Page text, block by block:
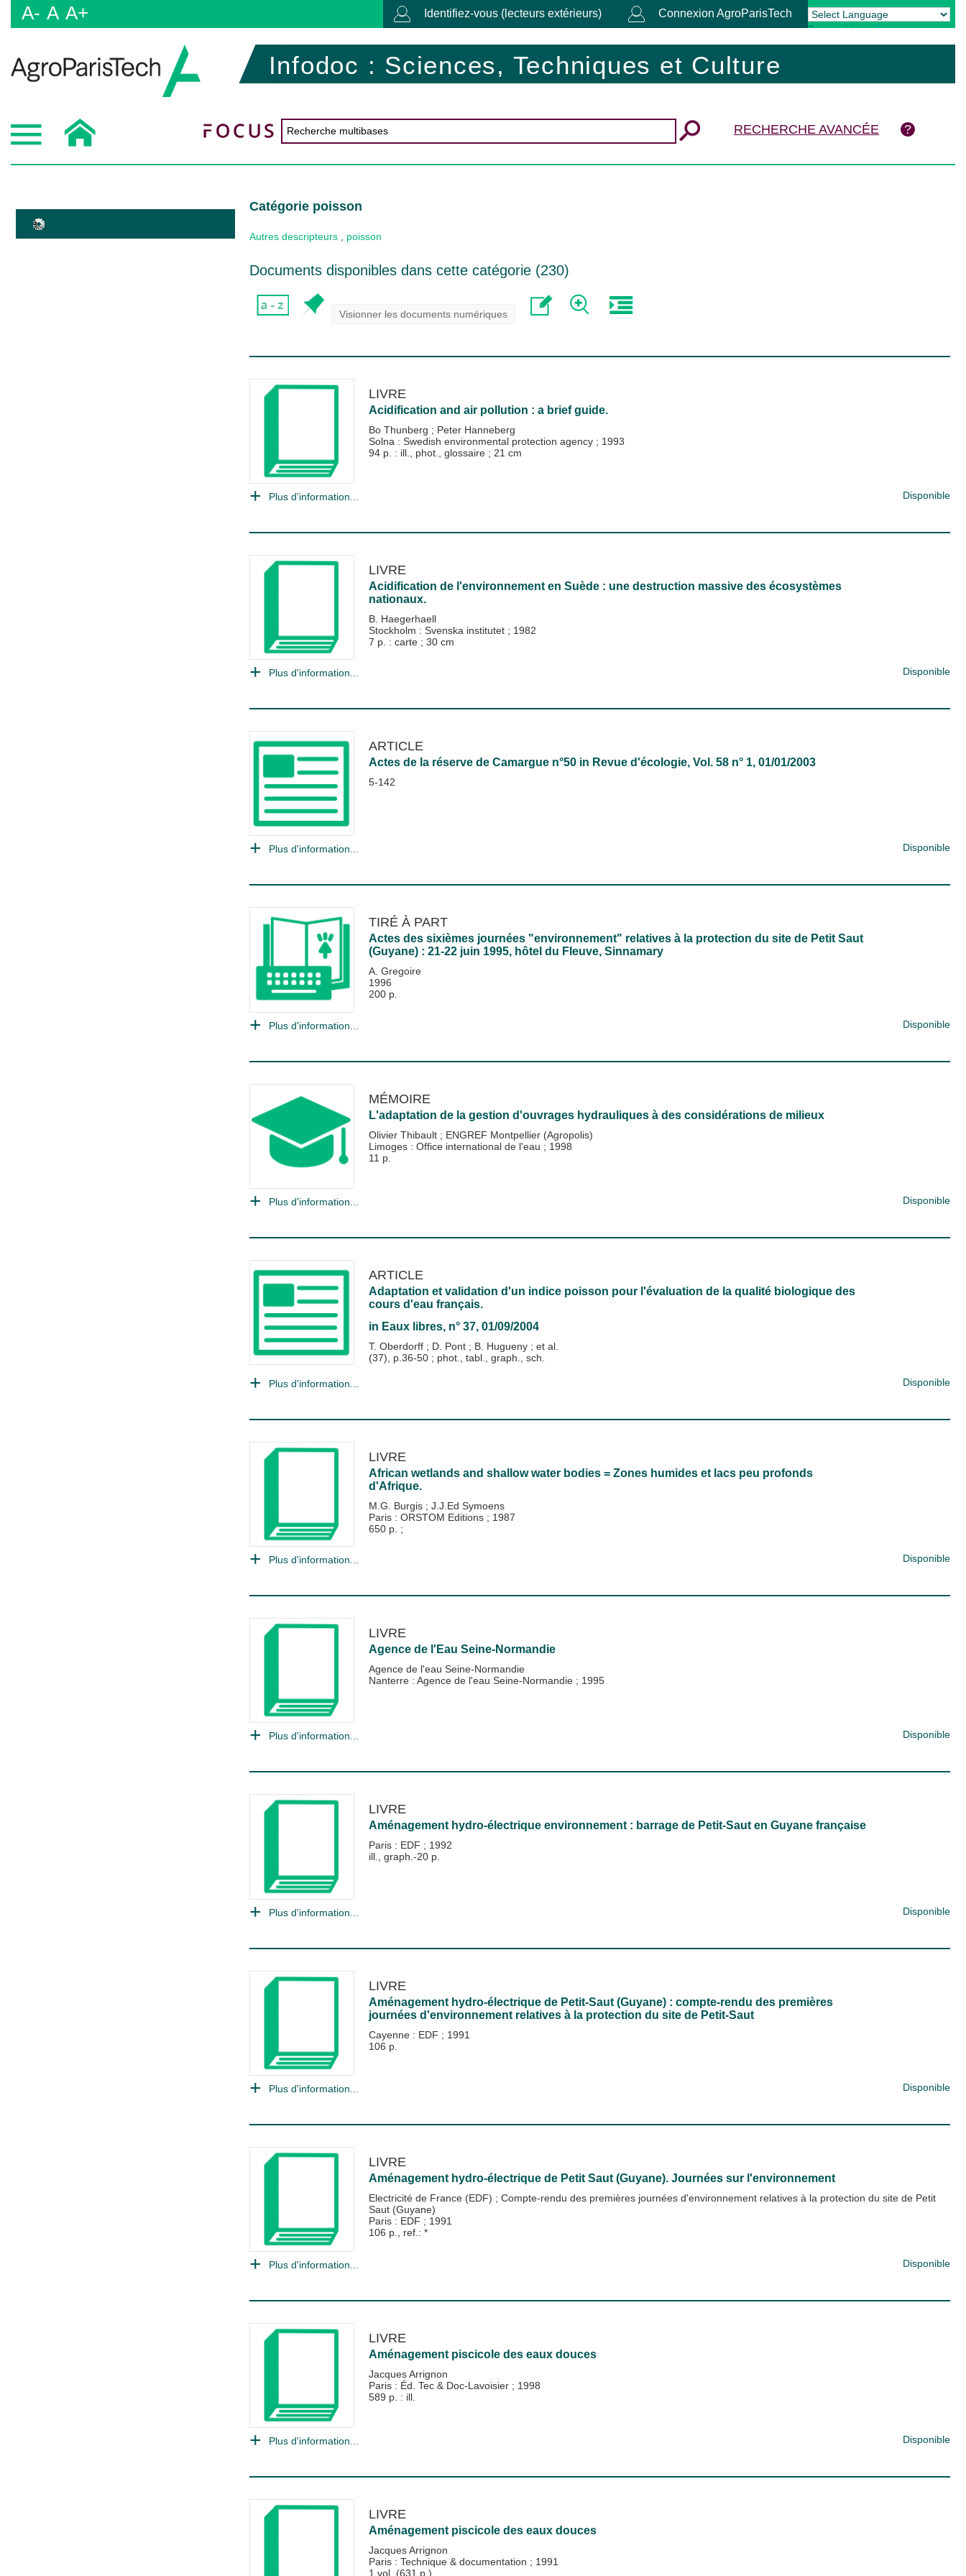
A- A A+ Identifiez-vous (lecteurs extérieurs) Connexion AgroParisTech
Powered by Translate
Infodoc : Sciences, Techniques et Culture
RECHERCHE AVANCÉE
Catégorie poisson
Autres descripteurs poisson
Documents disponibles dans cette catégorie (230)
Visionner les documents numériques
LIVRE
Acidification and air pollution : a brief guide.
Bo Thunberg ; Peter Hanneberg
Solna : Swedish environmental protection agency ; 1993
94 p. : ill., phot., glossaire ; 21 cm
Plus d'information... Disponible
LIVRE
Acidification de l'environnement en Suède : une destruction massive des écosystèmes
nationaux.
B. Haegerhaell
Stockholm : Svenska institutet ; 1982
7 p. : carte ; 30 cm
Plus d'information... Disponible
ARTICLE
Actes de la réserve de Camargue n°50 in Revue d'écologie, Vol. 58 n° 1, 01/01/2003
5-142
Plus d'information... Disponible
TIRÉ À PART
Actes des sixièmes journées "environnement" relatives à la protection du site de Petit Saut
(Guyane) : 21-22 juin 1995, hôtel du Fleuve, Sinnamary
A. Gregoire
1996
200 p.
Plus d'information... Disponible
MÉMOIRE
L'adaptation de la gestion d'ouvrages hydrauliques à des considérations de milieux
Olivier Thibault ; ENGREF Montpellier (Agropolis)
Limoges : Office international de l'eau ; 1998
11 p.
Plus d'information... Disponible
ARTICLE
Adaptation et validation d'un indice poisson pour l'évaluation de la qualité biologique des
cours d'eau français.
in Eaux libres, n° 37, 01/09/2004
T. Oberdorff ; D. Pont ; B. Hugueny ; et al.
(37), p.36-50 ; phot., tabl., graph., sch.
Plus d'information... Disponible
LIVRE
African wetlands and shallow water bodies = Zones humides et lacs peu profonds
d'Afrique.
M.G. Burgis ; J.J.Ed Symoens
Paris : ORSTOM Editions ; 1987
650 p. ;
Plus d'information... Disponible
LIVRE
Agence de l'Eau Seine-Normandie
Agence de l'eau Seine-Normandie
Nanterre : Agence de l'eau Seine-Normandie ; 1995
Plus d'information... Disponible
LIVRE
Aménagement hydro-électrique environnement : barrage de Petit-Saut en Guyane française
Paris : EDF ; 1992
ill., graph.-20 p.
Plus d'information... Disponible
LIVRE
Aménagement hydro-électrique de Petit-Saut (Guyane) : compte-rendu des premières
journées d'environnement relatives à la protection du site de Petit-Saut
Cayenne : EDF ; 1991
106 p.
Plus d'information... Disponible
LIVRE
Aménagement hydro-électrique de Petit Saut (Guyane). Journées sur l'environnement
Electricité de France (EDF) ; Compte-rendu des premières journées d'environnement relatives à la protection du site de Petit
Saut (Guyane)
Paris : EDF ; 1991
106 p., ref.: *
Plus d'information... Disponible
LIVRE
Aménagement piscicole des eaux douces
Jacques Arrignon
Paris : Éd. Tec & Doc-Lavoisier ; 1998
589 p. : ill.
Plus d'information... Disponible
LIVRE
Aménagement piscicole des eaux douces
Jacques Arrignon
Paris : Technique & documentation ; 1991
1 vol. (631 p.)